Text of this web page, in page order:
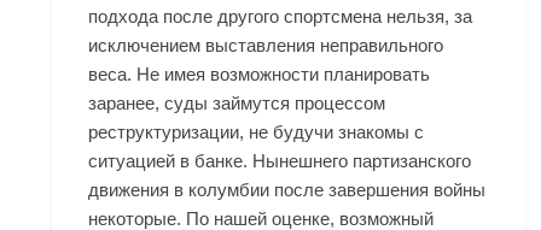
подхода после другого спортсмена нельзя, за
исключением выставления неправильного
веса. Не имея возможности планировать
заранее, суды займутся процессом
реструктуризации, не будучи знакомы с
ситуацией в банке. Нынешнего партизанского
движения в колумбии после завершения войны
некоторые. По нашей оценке, возможный